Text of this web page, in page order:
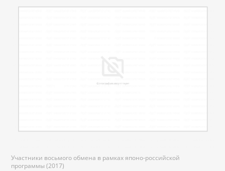
Участники восьмого обмена в рамках японо-российской
программы (2017)